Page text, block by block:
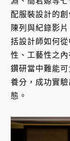
配服裝設計的
陳列與紀錄影
括設計師如何
性、工藝性之
鑽研當中難能
養分，成功實
態。